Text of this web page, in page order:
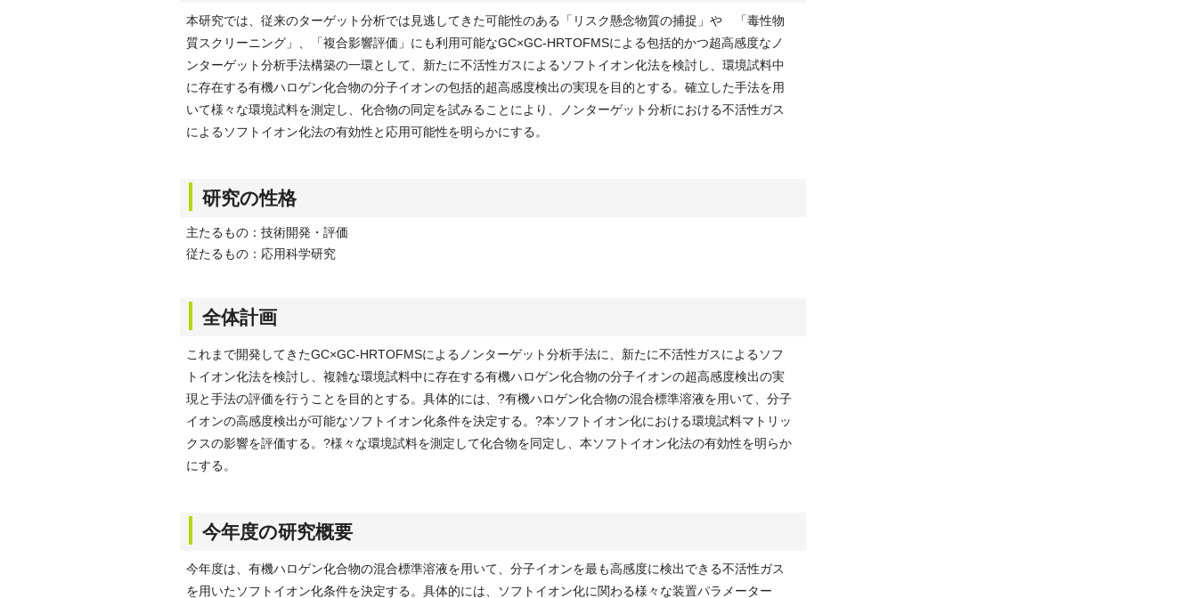
本研究では、従来のターゲット分析では見逃してきた可能性のある「リスク懸念物質の捕捉」や 「毒性物
質スクリーニング」、「複合影響評価」にも利用可能なGC×GC-HRTOFMSによる包括的かつ超高感度なノ
ンターゲット分析手法構築の一環として、新たに不活性ガスによるソフトイオン化法を検討し、環境試料中
に存在する有機ハロゲン化合物の分子イオンの包括的超高感度検出の実現を目的とする。確立した手法を用
いて様々な環境試料を測定し、化合物の同定を試みることにより、ノンターゲット分析における不活性ガス
によるソフトイオン化法の有効性と応用可能性を明らかにする。
研究の性格
主たるもの：技術開発・評価
従たるもの：応用科学研究
全体計画
これまで開発してきたGC×GC-HRTOFMSによるノンターゲット分析手法に、新たに不活性ガスによるソフ
トイオン化法を検討し、複雑な環境試料中に存在する有機ハロゲン化合物の分子イオンの超高感度検出の実
現と手法の評価を行うことを目的とする。具体的には、?有機ハロゲン化合物の混合標準溶液を用いて、分子
イオンの高感度検出が可能なソフトイオン化条件を決定する。?本ソフトイオン化における環境試料マトリッ
クスの影響を評価する。?様々な環境試料を測定して化合物を同定し、本ソフトイオン化法の有効性を明らか
にする。
今年度の研究概要
今年度は、有機ハロゲン化合物の混合標準溶液を用いて、分子イオンを最も高感度に検出できる不活性ガス
を用いたソフトイオン化条件を決定する。具体的には、ソフトイオン化に関わる様々な装置パラメーター